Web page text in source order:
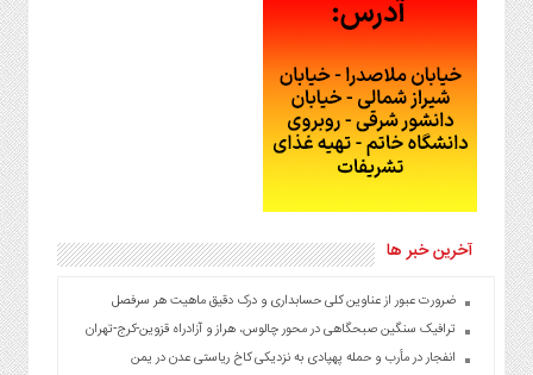
آخرین خبر ها
ضرورت عبور از عناوین کلی حسابداری و درک دقیق ماهیت هر سرفصل
ترافیک سنگین صبحگاهی در محور چالوس، هراز و آزادراه قزوین-کرج-تهران
انفجار در مأرب و حمله پهپادی به نزدیکی کاخ ریاستی عدن در یمن